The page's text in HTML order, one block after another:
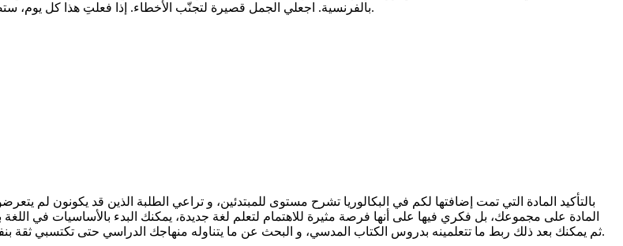
بالفرنسية. اجعلي الجمل قصيرة لتجنّب الأخطاء. إذا فعلتِ هذا كل يوم، ستصبح اللغة جزءًا من روتينك وليس عبئًا، ومع الوقت ستصبح الترجمة والفهم أسهل بكثير.
بالتأكيد المادة التي تمت إضافتها لكم في البكالوريا تشرح مستوى للمبتدئين، و تراعي الطلبة الذين قد يكونون لم
المادة على مجموعك، بل فكري فيها على أنها فرصة مثيرة للاهتمام لتعلم لغة جديدة، يمكنك البدء بالأساسيات في
على منصة Youtube، ثم يمكنك بعد ذلك ربط ما تتعلمينه بدروس الكتاب المدسي، و البحث عن ما يتناوله منهاجك الدراسي حتى تكتسبي ثقة بنفسك في تلك المادة، و مع الوقت تستطيعين مواكبة المدرسة فيها.